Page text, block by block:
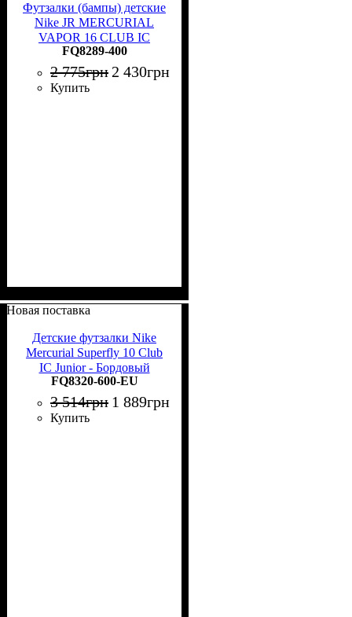
Футзалки (бампы) детские
Nike JR MERCURIAL
VAPOR 16 CLUB IC
голубые FQ8289-400
FQ8289-400
2 775грн 2 430грн
Купить
Новая поставка
Детские футзалки Nike
Mercurial Superfly 10 Club
IC Junior - Бордовый
FQ8320-600-EU
3 514грн 1 889грн
Купить